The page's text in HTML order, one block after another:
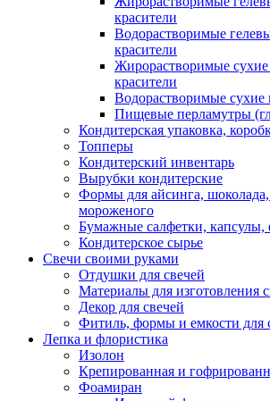
красители
Водорастворимые
красители
Жирорастворимые
красители
Водорастворимые
Пищевые перламутры
Кондитерская упаковка,
Топперы
Кондитерский инвентарь
Вырубки кондитерские
Формы для айсинга,
мороженого
Бумажные салфетки,
Кондитерское сырье
Свечи своими руками
Отдушки для свечей
Материалы для изготовления
Декор для свечей
Фитиль, формы и емкости для
Лепка и флористика
Изолон
Крепированная и
Фоамиран